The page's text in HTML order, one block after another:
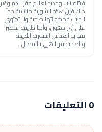
فيتامينات وحديد لعلاج فقر الدم وغير
ذلك فإنّ هذه الشوربة مناسبة جداً
للدايت فمكوناتها صحية ولا تحتوي
على أي دهون، وأما طريقة تحضير
شوربة العدس السورية اللذيذة
والصحية فها هي بالتفصيل .
0 التعليقات